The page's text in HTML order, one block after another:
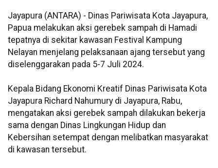
Jayapura (ANTARA) - Dinas Pariwisata Kota Jayapura,
Papua melakukan aksi gerebek sampah di Hamadi
tepatnya di sekitar kawasan Festival Kampung
Nelayan menjelang pelaksanaan ajang tersebut yang
diselenggarakan pada 5-7 Juli 2024.
Kepala Bidang Ekonomi Kreatif Dinas Pariwisata Kota
Jayapura Richard Nahumury di Jayapura, Rabu,
mengatakan aksi gerebek sampah dilakukan bekerja
sama dengan Dinas Lingkungan Hidup dan
Kebersihan setempat dengan melibatkan masyarakat
di kawasan tersebut.